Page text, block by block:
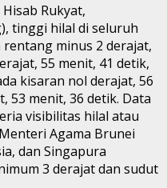
Rukyat,
tinggi hilal di seluruh
minus 2 derajat,
55 menit, 41 detik,
kisaran nol derajat, 56
53 menit, 36 detik. Data
visibilitas hilal atau
Agama Brunei
dan Singapura
3 derajat dan sudut